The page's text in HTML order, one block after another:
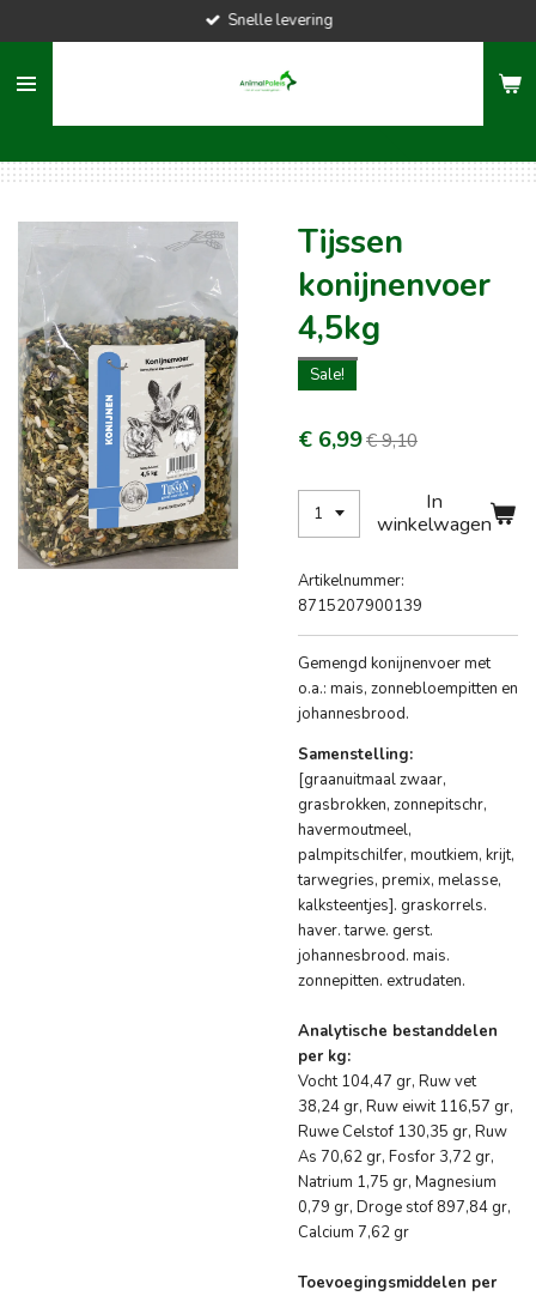
naar
hoofdinhoud
Snelle levering
Tijssen
konijnenvoer
4,5kg
Sale!
€ 6,99€ 9,10
In
winkelwagen
Artikelnummer:
8715207900139
Gemengd konijnenvoer met
o.a.: mais, zonnebloempitten en
johannesbrood.
Samenstelling:
[graanuitmaal zwaar,
grasbrokken, zonnepitschr,
havermoutmeel,
palmpitschilfer, moutkiem, krijt,
tarwegries, premix, melasse,
kalksteentjes]. graskorrels.
haver. tarwe. gerst.
johannesbrood. mais.
zonnepitten. extrudaten.
Analytische bestanddelen
per kg:
Vocht 104,47 gr, Ruw vet
38,24 gr, Ruw eiwit 116,57 gr,
Ruwe Celstof 130,35 gr, Ruw
As 70,62 gr, Fosfor 3,72 gr,
Natrium 1,75 gr, Magnesium
0,79 gr, Droge stof 897,84 gr,
Calcium 7,62 gr
Toevoegingsmiddelen per